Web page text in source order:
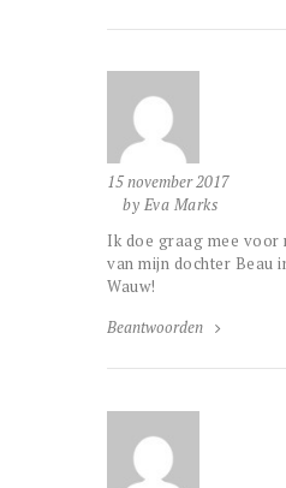
15 november 2017
by Eva Marks
Ik doe graag mee voor
van mijn dochter Beau
Wauw!
Beantwoorden